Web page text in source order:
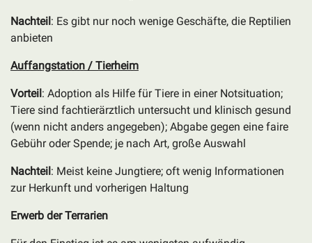
Nachteil: Es gibt nur noch wenige Geschäfte, die Reptilien
anbieten
Auffangstation / Tierheim
Vorteil: Adoption als Hilfe für Tiere in einer Notsituation;
Tiere sind fachtierärztlich untersucht und klinisch gesund
(wenn nicht anders angegeben); Abgabe gegen eine faire
Gebühr oder Spende; je nach Art, große Auswahl
Nachteil: Meist keine Jungtiere; oft wenig Informationen
zur Herkunft und vorherigen Haltung
Erwerb der Terrarien